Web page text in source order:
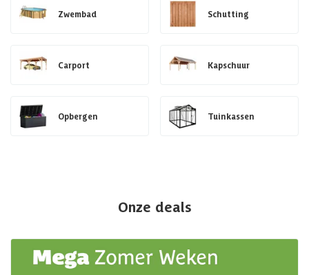
Zwembad Schutting
Carport Kapschuur
Opbergen Tuinkassen
Onze deals